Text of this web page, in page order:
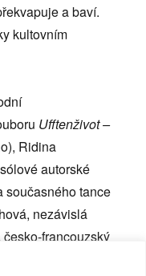
a baví.
kultovním
Ufftenživot –
Ridina
autorské
současného tance
nezávislá
česko-francouzský